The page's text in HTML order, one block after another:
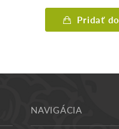
Pridať
NAVIGÁCIA